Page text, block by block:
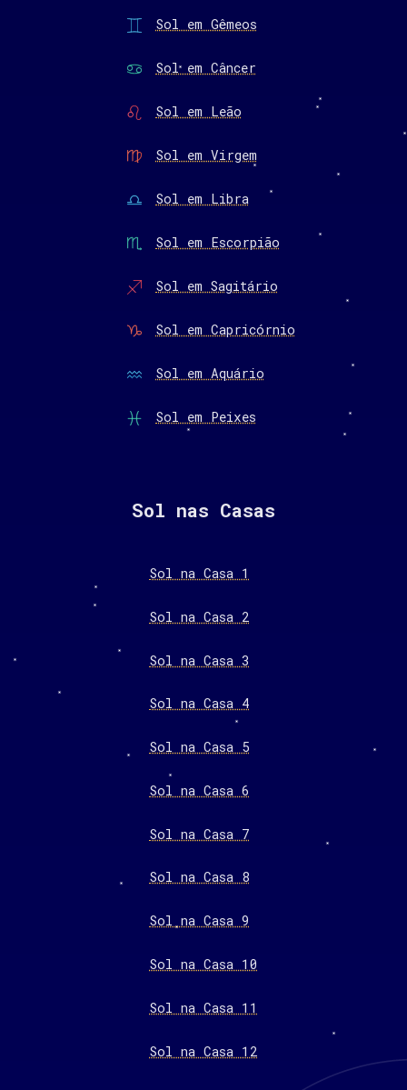
Sol em Gêmeos
Sol em Câncer
Sol em Leão
Sol em Virgem
Sol em Libra
Sol em Escorpião
Sol em Sagitário
Sol em Capricórnio
Sol em Aquário
Sol em Peixes
Sol nas Casas
Sol na Casa 1
Sol na Casa 2
Sol na Casa 3
Sol na Casa 4
Sol na Casa 5
Sol na Casa 6
Sol na Casa 7
Sol na Casa 8
Sol na Casa 9
Sol na Casa 10
Sol na Casa 11
Sol na Casa 12